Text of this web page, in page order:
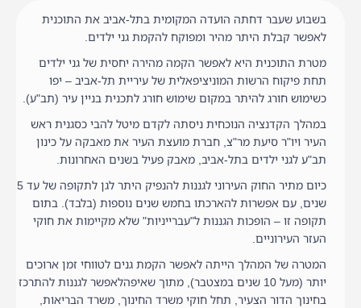
בשבוע שעבר דחתה הועדה המקומית בתל-אביב את התוכנית
לאפשר קבלת היתר מהיר ומפוקח להקמת גני ילדים.
מטרת התוכנית היא לאפשר הקמה מהירה יחסית של גני ילדים
תחת פיקוח הרשות המוניציפאלית של עיריית תל-אביב – יפו
כשימוש חורג להיתר במקום שימוש חורג לתכנית בניין עיר (תב"ע).
במהלך הקדנציה הנוכחית ניסתה לקדם מיטל להבי כסגנית ראש
העיר ויו"ר סיעת מר"צ, חברת מועצת העיר את מאבקה על כינון
תב"ע לגני ילדים בתל-אביב, מאבק פעיל בשנים האחרונות.
כיום מתיר החוק העירוני לגננות להנפיק היתר לגן לתקופה של עד 5
שנים, עם אפשרות להארכתו בחמש שנים נוספות (בלבד). בתום
תקופה זו – הופכות הגננות ל"עברייניות" שלא מקיימות את חוקי
העזר העירוניים.
המטרה של המהלך הייתה לאפשר הקמת גנים לטווחי זמן ארוכים
יותר (מעל 10 שנים במצטבר), מתוך שאיפהלאפשר לגננות להתרכז
בחינוך הדור הצעיר, תחל חוקי משרד החינוך, משרד הבריאות,